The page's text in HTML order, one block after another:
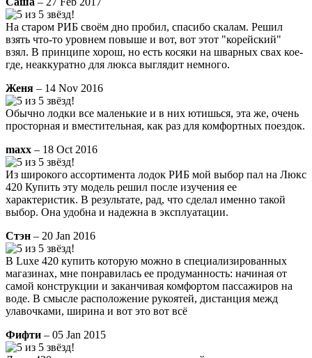
На старом РИБ своём дно пробил, спасибо скалам. Решил
взять что-то уровнем повыше и вот, вот этот "корейский"
взял. В принципе хорош, но есть косяки на шварных свах кое-
где, неаккуратно для люкса выглядит немного.
Женя – 14 Nov 2016
Обычно лодки все маленькие и в них ютишься, эта же, очень
просторная и вместительная, как раз для комфортных поездок.
maxx – 18 Oct 2016
Из широкого ассортимента лодок РИБ мой выбор пал на Люкс
420 Купить эту модель решил после изучения ее
характеристик. В результате, рад, что сделал именно такой
выбор. Она удобна и надежна в эксплуатации.
Стэн – 20 Jan 2016
В Luxe 420 купить которую можно в специализированных
магазинах, мне понравилась ее продуманность: начиная от
самой конструкции и заканчивая комфортом пассажиров на
воде. В смысле расположение рукоятей, дистанция межд
улавочками, ширина и вот это вот всё
Фифти – 05 Jan 2015